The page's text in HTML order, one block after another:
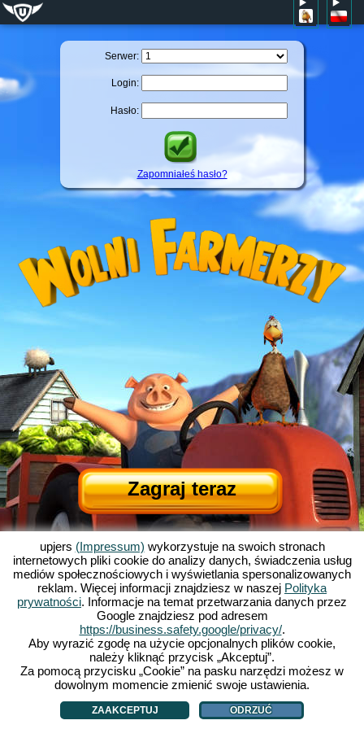
Serwer:
Login:
Hasło:
Zapomniałeś hasło?
Zagraj teraz
O Wolnych Farmerach|Historia Wolnych Farmerów|Atrakcje gry
Impressum| Polityka prywatności|Zasady gry|Forum|Support|
My Free Farm 2 App|Google Play|App Store
Gry przeglądarkowe - Upjers.com |Zarządzaj ciasteczkami
upjers (Impressum) wykorzystuje na swoich stronach
internetowych pliki cookie do analizy danych, świadczenia usług
mediów społecznościowych i wyświetlania spersonalizowanych
reklam. Więcej informacji znajdziesz w naszej Polityka
prywatności. Informacje na temat przetwarzania danych przez
Google znajdziesz pod adresem
https://business.safety.google/privacy/.
Aby wyrazić zgodę na użycie opcjonalnych plików cookie,
należy kliknąć przycisk „Akceptuj”.
Za pomocą przycisku „Cookie” na pasku narzędzi możesz w
dowolnym momencie zmienić swoje ustawienia.
ZAAKCEPTUJ ODRZUĆ